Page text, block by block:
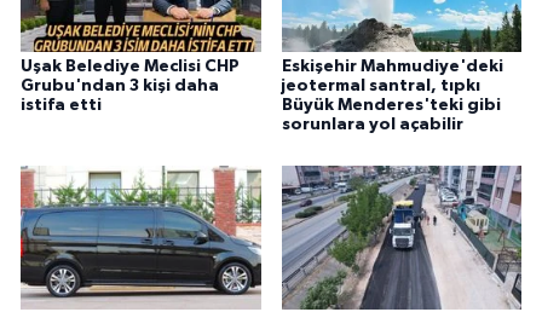
Uşak Belediye Meclisi CHP
Grubu'ndan 3 kişi daha
istifa etti
Eskişehir Mahmudiye'deki
jeotermal santral, tıpkı
Büyük Menderes'teki gibi
sorunlara yol açabilir